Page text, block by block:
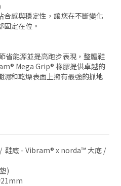
合感與穩定性，讓您在不斷變化
固定在位。
能源並提高跑步表現，整體鞋
Mega Grip® 橡膠提供卓越的
濕和乾燥表面上擁有最強的抓地
鞋底 - Vibram® x norda™ 大底 /
)